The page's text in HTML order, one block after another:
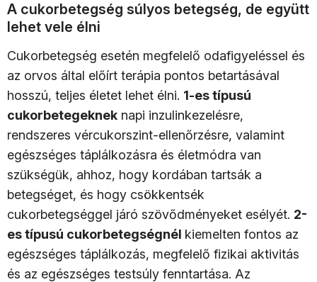
A cukorbetegség súlyos betegség, de együtt
lehet vele élni
Cukorbetegség esetén megfelelő odafigyeléssel és
az orvos által előírt terápia pontos betartásával
hosszú, teljes életet lehet élni. 1-es típusú
cukorbetegeknek napi inzulinkezelésre,
rendszeres vércukorszint-ellenőrzésre, valamint
egészséges táplálkozásra és életmódra van
szükségük, ahhoz, hogy kordában tartsák a
betegséget, és hogy csökkentsék
cukorbetegséggel járó szövődményeket esélyét. 2-
es típusú cukorbetegségnél kiemelten fontos az
egészséges táplálkozás, megfelelő fizikai aktivitás
és az egészséges testsúly fenntartása. Az